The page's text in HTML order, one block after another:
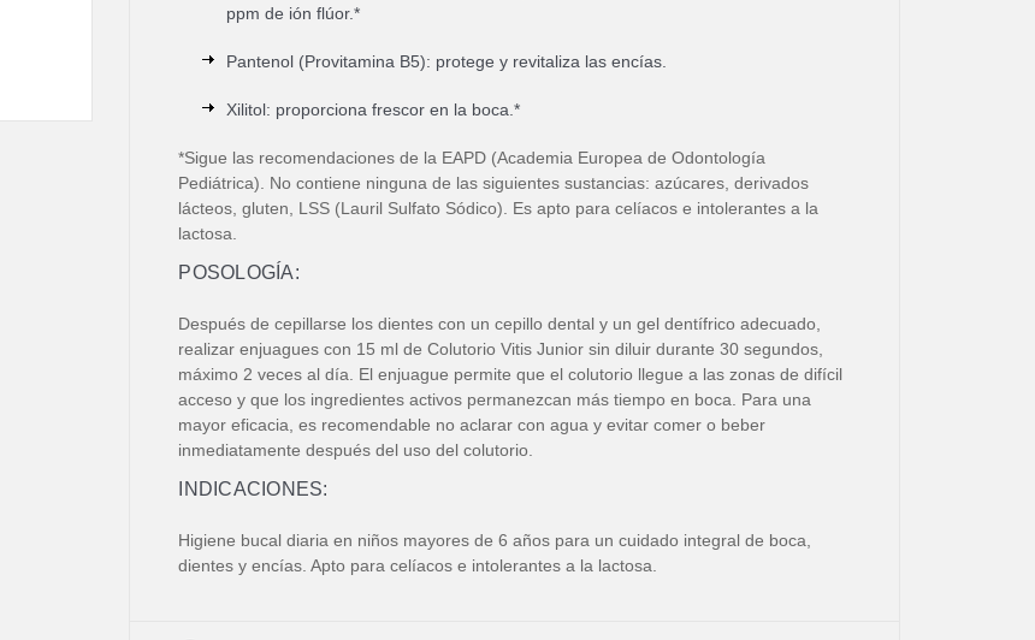
ppm de ión flúor.*
Pantenol (Provitamina B5): protege y revitaliza las encías.
Xilitol: proporciona frescor en la boca.*
*Sigue las recomendaciones de la EAPD (Academia Europea de Odontología
Pediátrica). No contiene ninguna de las siguientes sustancias: azúcares, derivados
lácteos, gluten, LSS (Lauril Sulfato Sódico). Es apto para celíacos e intolerantes a la
lactosa.
POSOLOGÍA:
Después de cepillarse los dientes con un cepillo dental y un gel dentífrico adecuado,
realizar enjuagues con 15 ml de Colutorio Vitis Junior sin diluir durante 30 segundos,
máximo 2 veces al día. El enjuague permite que el colutorio llegue a las zonas de difícil
acceso y que los ingredientes activos permanezcan más tiempo en boca. Para una
mayor eficacia, es recomendable no aclarar con agua y evitar comer o beber
inmediatamente después del uso del colutorio.
INDICACIONES:
Higiene bucal diaria en niños mayores de 6 años para un cuidado integral de boca,
dientes y encías. Apto para celíacos e intolerantes a la lactosa.